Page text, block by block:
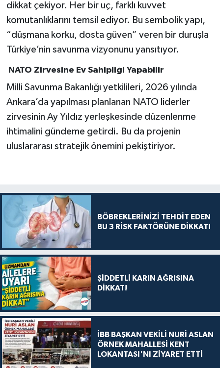
dikkat çekiyor. Her bir uç, farklı kuvvet
komutanlıklarını temsil ediyor. Bu sembolik yapı,
“düşmana korku, dosta güven” veren bir duruşla
Türkiye’nin savunma vizyonunu yansıtıyor.
NATO Zirvesine Ev Sahipliği Yapabilir
Milli Savunma Bakanlığı yetkilileri, 2026 yılında
Ankara’da yapılması planlanan NATO liderler
zirvesinin Ay Yıldız yerleşkesinde düzenlenme
ihtimalini gündeme getirdi. Bu da projenin
uluslararası stratejik önemini pekiştiriyor.
BÖBREKLERİNİZİ TEHDİT EDEN
BU 3 RİSK FAKTÖRÜNE DİKKAT!
ŞİDDETLİ KARIN AĞRISINA
DİKKAT!
İBB BAŞKAN VEKİLİ NURİ ASLAN
ÖRNEK MAHALLESİ KENT
LOKANTASI'NI ZİYARET ETTİ